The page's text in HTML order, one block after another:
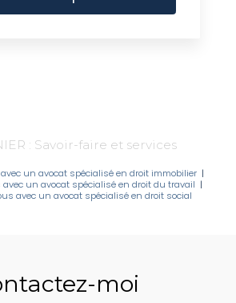
: Savoir-faire et services
un avocat spécialisé en droit immobilier |
avec un avocat spécialisé en droit du travail |
avec un avocat spécialisé en droit social
moi